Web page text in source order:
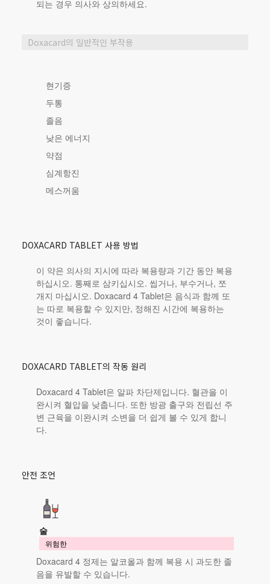
되는 경우 의사와 상의하세요.
Doxacard의 일반적인 부작용
현기증
두통
졸음
낮은 에너지
약점
심계항진
메스꺼움
DOXACARD TABLET 사용 방법
이 약은 의사의 지시에 따라 복용량과 기간 동안 복용
하십시오. 통째로 삼키십시오. 씹거나, 부수거나, 쪼
개지 마십시오. Doxacard 4 Tablet은 음식과 함께 또
는 따로 복용할 수 있지만, 정해진 시간에 복용하는
것이 좋습니다.
DOXACARD TABLET의 작동 원리
Doxacard 4 Tablet은 알파 차단제입니다. 혈관을 이
완시켜 혈압을 낮춥니다. 또한 방광 출구와 전립선 주
변 근육을 이완시켜 소변을 더 쉽게 볼 수 있게 합니
다.
안전 조언
술
위험한
Doxacard 4 정제는 알코올과 함께 복용 시 과도한 졸
음을 유발할 수 있습니다.